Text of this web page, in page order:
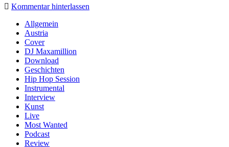
Kommentar hinterlassen
Sidebar
Allgemein
Austria
Cover
DJ Maxamillion
Download
Geschichten
Hip Hop Session
Instrumental
Interview
Kunst
Live
Most Wanted
Podcast
Review